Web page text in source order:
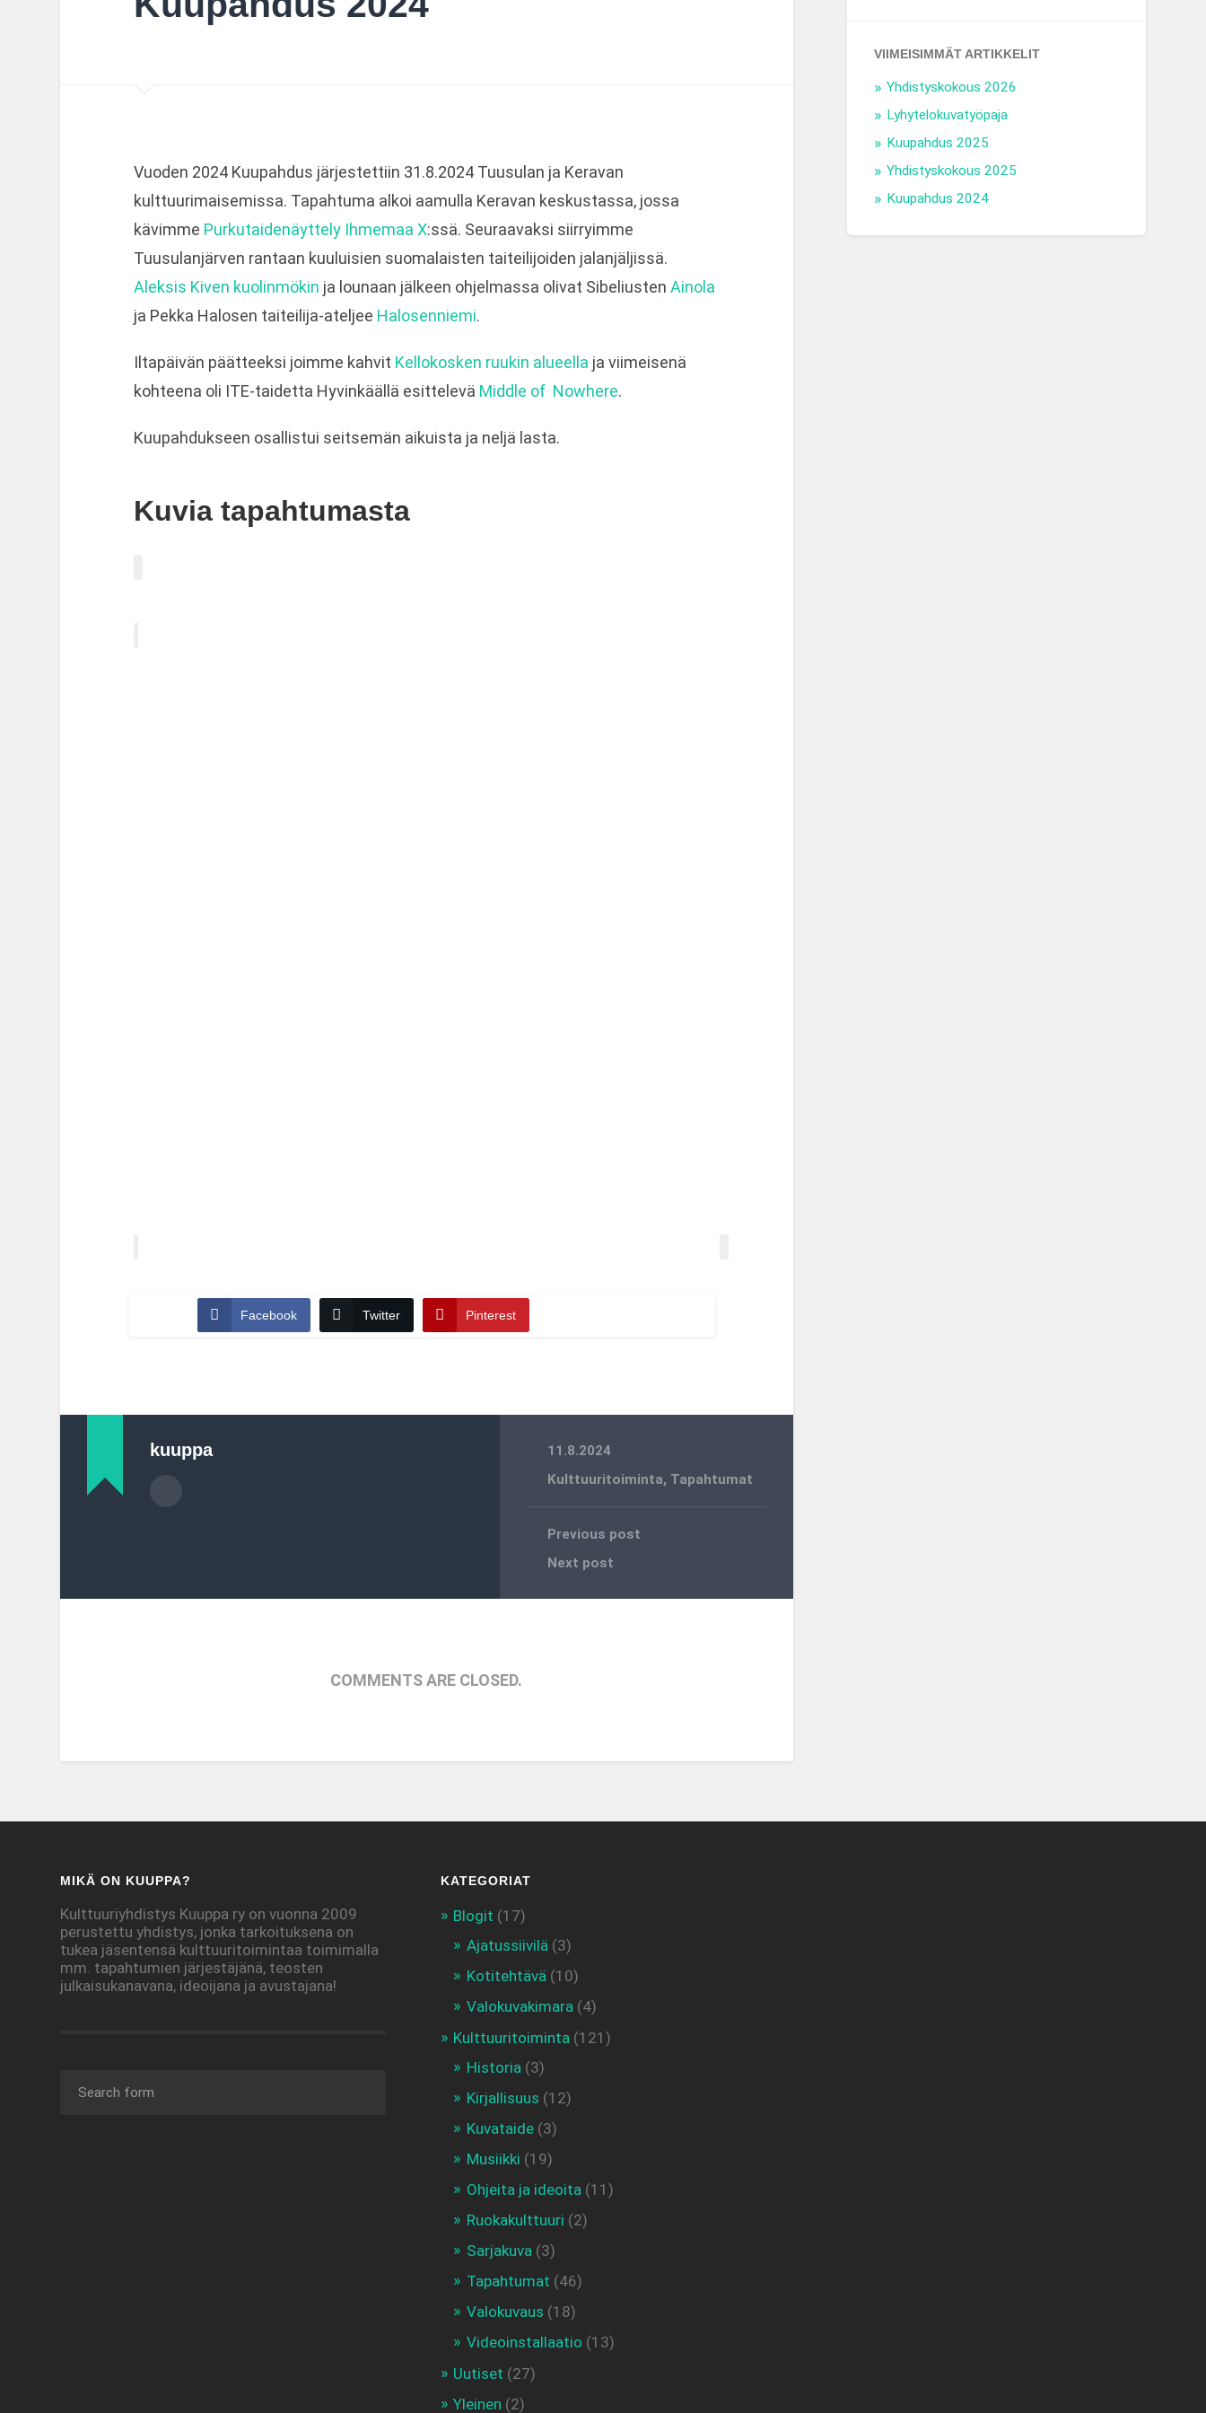
Vuoden 2024 Kuupahdus järjestettiin 31.8.2024 Tuusulan ja Keravan
kulttuurimaisemissa. Tapahtuma alkoi aamulla Keravan keskustassa, jossa
kävimme Purkutaidenäyttely Ihmemaa X:ssä. Seuraavaksi siirryimme
Tuusulanjärven rantaan kuuluisien suomalaisten taiteilijoiden jalanjäljissä.
Aleksis Kiven kuolinmökin ja lounaan jälkeen ohjelmassa olivat Sibeliusten Ainola
ja Pekka Halosen taiteilija-ateljee Halosenniemi.
Iltapäivän päätteeksi joimme kahvit Kellokosken ruukin alueella ja viimeisenä
kohteena oli ITE-taidetta Hyvinkäällä esittelevä Middle of Nowhere.
Kuupahdukseen osallistui seitsemän aikuista ja neljä lasta.
Kuvia tapahtumasta
Facebook Twitter Pinterest
kuuppa
11.8.2024
Kulttuuritoiminta, Tapahtumat
Previous post
Next post
COMMENTS ARE CLOSED.
VIIMEISIMMÄT ARTIKKELIT
Yhdistyskokous 2026
Lyhytelokuvatyöpaja
Kuupahdus 2025
Yhdistyskokous 2025
Kuupahdus 2024
MIKÄ ON KUUPPA?
Kulttuuriyhdistys Kuuppa ry on vuonna 2009
perustettu yhdistys, jonka tarkoituksena on
tukea jäsentensä kulttuuritoimintaa toimimalla
mm. tapahtumien järjestäjänä, teosten
julkaisukanavana, ideoijana ja avustajana!
KATEGORIAT
Blogit (17)
Ajatussiivilä(3)
Kotitehtävä(10)
Valokuvakimara(4)
Kulttuuritoiminta(121)
Historia(3)
Kirjallisuus (12)
Kuvataide(3)
Musiikki (19)
Ohjeita ja ideoita(11)
Ruokakulttuuri (2)
Sarjakuva(3)
Tapahtumat (46)
Valokuvaus (18)
Videoinstallaatio (13)
Uutiset (27)
Yleinen (2)